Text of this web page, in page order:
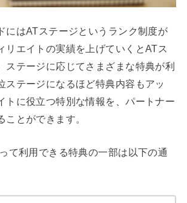
にはATステージというランク制度が
リエイトの実績を上げていくとATス
ステージに応じてさまざまな特典が利
ステージになるほど特典内容もアッ
トに役立つ特別な情報を、パートナー
とができます。
て利用できる特典の一部は以下の通